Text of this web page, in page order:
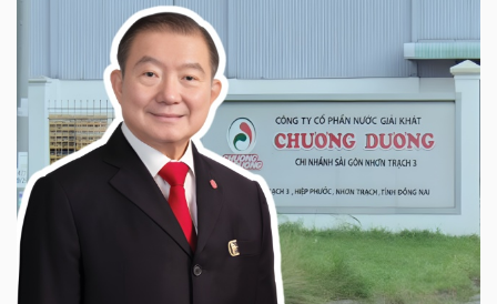
Tất cả Người nội bộ Người liên quan Cổ đông lớn
Tin
tức
(-)